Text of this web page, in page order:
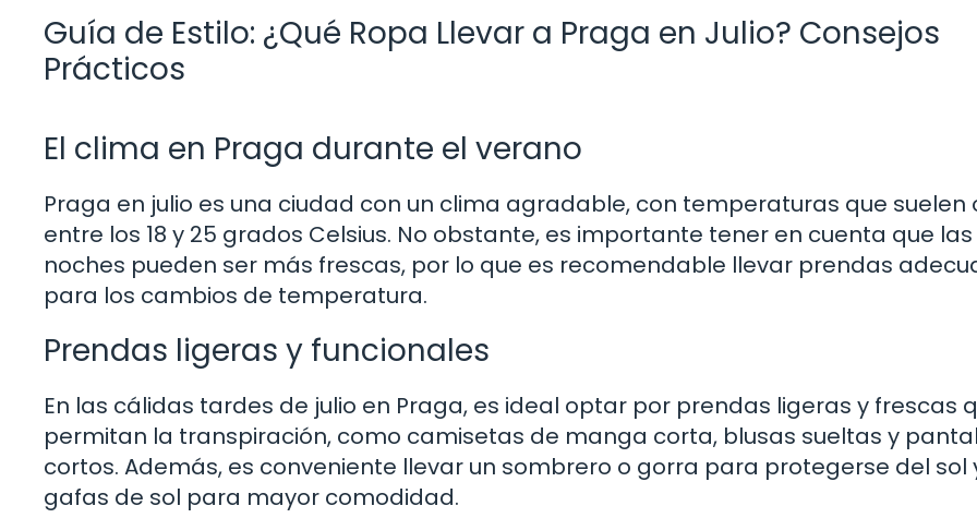
Guía de Estilo: ¿Qué Ropa Llevar a Praga en Julio? Consejos
Prácticos
El clima en Praga durante el verano
Praga en julio es una ciudad con un clima agradable, con temperaturas que suelen
entre los 18 y 25 grados Celsius. No obstante, es importante tener en cuenta que las
noches pueden ser más frescas, por lo que es recomendable llevar prendas
para los cambios de temperatura.
Prendas ligeras y funcionales
En las cálidas tardes de julio en Praga, es ideal optar por prendas ligeras y frescas
permitan la transpiración, como camisetas de manga corta, blusas sueltas y
cortos. Además, es conveniente llevar un sombrero o gorra para protegerse del sol
gafas de sol para mayor comodidad.